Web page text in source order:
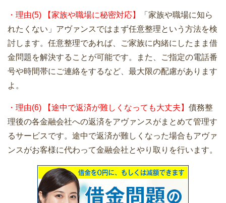
・理由(5) 【家族や職場に秘密対応】
「家族や職場に知ら
れたくない」アヴァンスではまず任意整理という方法を検
討します。任意整理であれば、ご家族に内緒にしたまま借
金問題を解決することが可能です。また、ご指定の電話番
号や時間帯にご連絡をするなど、最大限の配慮があります
よ。
・理由(6) 【途中で返済が難しくなっても大丈夫】 債務整
理後の各金融会社への返済をアヴァンスがまとめて管理す
るサービスです。途中で返済が難しくなった場合もアヴァ
ンスがお客様に代わって金融会社とやり取りを行います。